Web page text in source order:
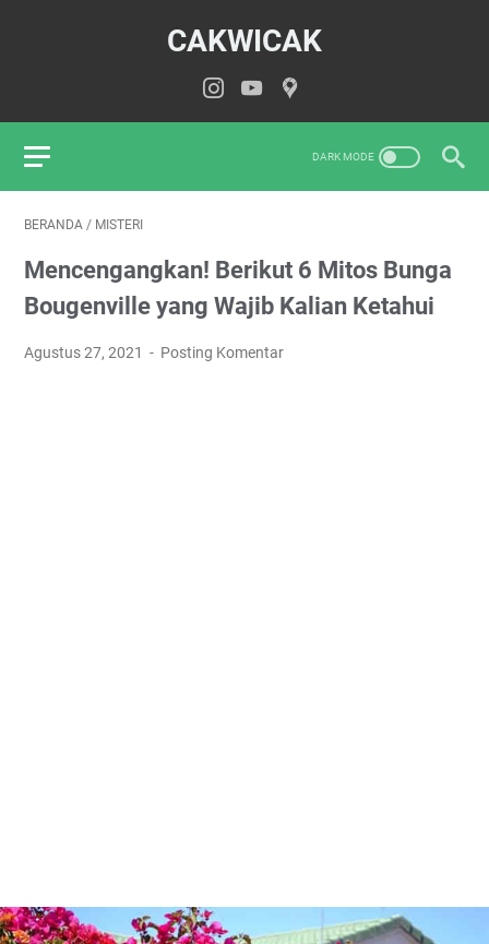
CAKWICAK
BERANDA / MISTERI
Mencengangkan! Berikut 6 Mitos Bunga
Bougenville yang Wajib Kalian Ketahui
Agustus 27, 2021 Posting Komentar